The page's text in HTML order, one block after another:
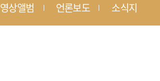
영상앨범 언론보도 소식지